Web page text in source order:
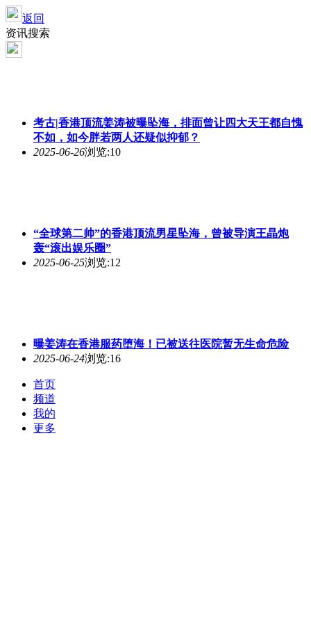
返回
资讯搜索
考古|香港顶流姜涛被曝坠海，排面曾让四大天王都自愧
不如，如今胖若两人还疑似抑郁？
2025-06-26浏览:10
“全球第二帅”的香港顶流男星坠海，曾被导演王晶炮
轰“滚出娱乐圈”
2025-06-25浏览:12
曝姜涛在香港服药堕海！已被送往医院暂无生命危险
2025-06-24浏览:16
首页
频道
我的
更多